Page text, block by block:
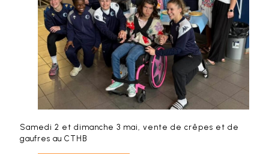
Samedi 2 et dimanche 3 mai, vente de crêpes et de
gaufres au CTHB